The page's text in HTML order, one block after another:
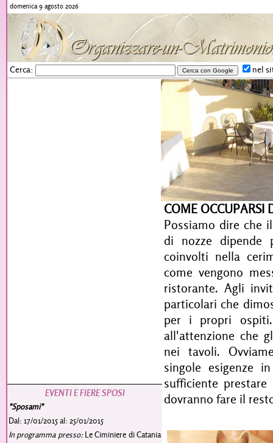
domenica 9 agosto 2026
Cerca: nel
COME
Possiamo dire che
di nozze dipende
coinvolti nella
come vengono
ristorante. Agli
particolari che
per i propri
all'attenzione che
nei tavoli.
singole esigenze
sufficiente
dovranno fare il
EVENTI E FIERE SPOSI
"Sposami"
Dal: 17/01/2015 al: 25/01/2015
In programma presso:Le Ciminiere di Catania